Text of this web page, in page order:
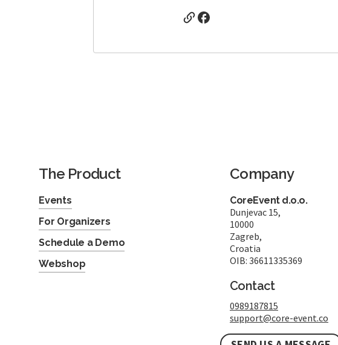
The Product
Events
For Organizers
Schedule a Demo
Webshop
Company
CoreEvent d.o.o.
Dunjevac 15,
10000
Zagreb,
Croatia
OIB: 36611335369
Contact
0989187815
support@core-event.co